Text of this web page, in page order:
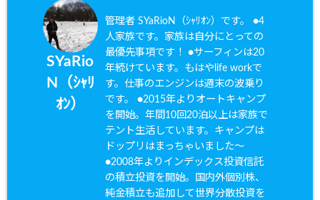
SYaRio
N（ｼｬﾘ
ｵﾝ）
管理者 SYaRioN（ｼｬﾘｵﾝ）です。 ●4
人家族です。家族は自分にとっての
最優先事項です！ ●サーフィンは20
年続けています。もはやlife workで
す。仕事のエンジンは週末の波乗り
です。 ●2015年よりオートキャンプ
を開始。年間10回20泊以上は家族で
テント生活しています。キャンプは
ドップリはまっちゃいました〜
●2008年よりインデックス投資信託
の積立投資を開始。国内外個別株、
純金積立も追加して世界分散投資を